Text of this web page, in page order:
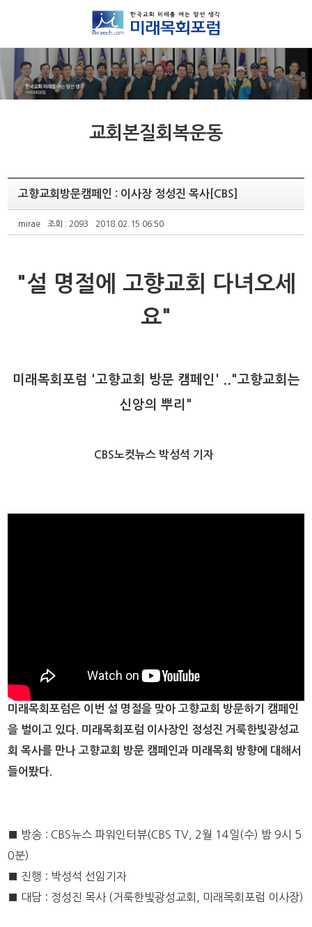
교회본질회복운동
고향교회방문캠페인 : 이사장 정성진 목사[CBS]
mirae 조회 : 2093 2018.02.15 06:50
"설 명절에 고향교회 다녀오세
요"
미래목회포럼 '고향교회 방문 캠페인' .."고향교회는
신앙의 뿌리"
CBS노컷뉴스 박성석 기자
미래목회포럼은 이번 설 명절을 맞아 고향교회 방문하기 캠페인
을 벌이고 있다. 미래목회포럼 이사장인 정성진 거룩한빛광성교
회 목사를 만나 고향교회 방문 캠페인과 미래목회 방향에 대해서
들어봤다.
■ 방송 : CBS뉴스 파워인터뷰(CBS TV, 2월 14일(수) 밤 9시 5
0분)
■ 진행 : 박성석 선임기자
■ 대담 : 정성진 목사 (거룩한빛광성교회, 미래목회포럼 이사장)